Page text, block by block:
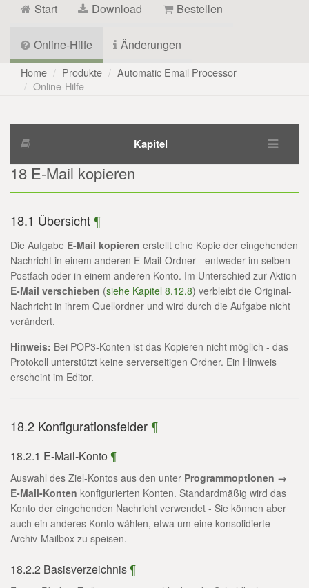
Start Download Bestellen
Online-Hilfe Änderungen
Home Produkte
Automatic Email Processor
Online-Hilfe
Kapitel
18 E-Mail kopieren
18.1 Übersicht ¶
Die Aufgabe E-Mail kopieren erstellt eine Kopie der eingehenden
Nachricht in einem anderen E-Mail-Ordner - entweder im selben
Postfach oder in einem anderen Konto. Im Unterschied zur Aktion
E-Mail verschieben (siehe Kapitel 8.12.8) verbleibt die Original-
Nachricht in ihrem Quellordner und wird durch die Aufgabe nicht
verändert.
Hinweis: Bei POP3-Konten ist das Kopieren nicht möglich - das
Protokoll unterstützt keine serverseitigen Ordner. Ein Hinweis
erscheint im Editor.
18.2 Konfigurationsfelder ¶
18.2.1 E-Mail-Konto ¶
Auswahl des Ziel-Kontos aus den unter Programmoptionen →
E-Mail-Konten konfigurierten Konten. Standardmäßig wird das
Konto der eingehenden Nachricht verwendet - Sie können aber
auch ein anderes Konto wählen, etwa um eine konsolidierte
Archiv-Mailbox zu speisen.
18.2.2 Basisverzeichnis¶